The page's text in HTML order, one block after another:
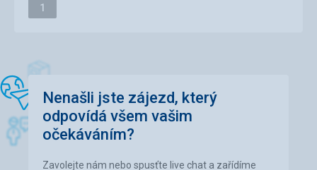
Strava
Okolí
Služby
Cena
Pláž
Stránka
1
Nenašli jste zájezd, který
odpovídá všem vašim
očekáváním?
Zavolejte nám nebo spusťte live chat a zařídíme